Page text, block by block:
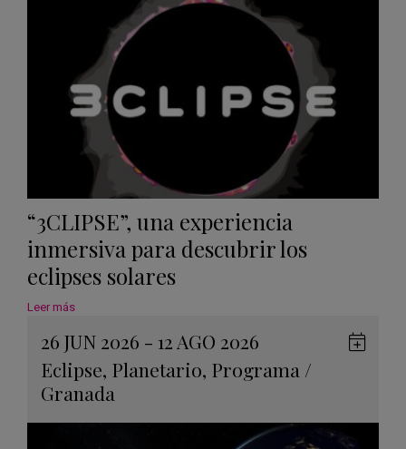
“3CLIPSE”, una experiencia
inmersiva para descubrir los
eclipses solares
Leer más
26 JUN 2026 - 12 AGO 2026
Eclipse, Planetario, Programa /
Granada